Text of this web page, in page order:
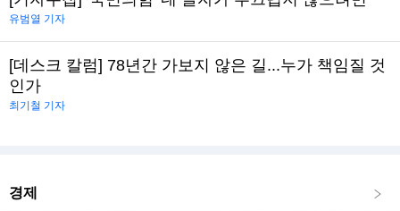
유범열 기자
[데스크 칼럼] 78년간 가보지 않은 길...누가 책임질 것
인가
최기철 기자
경제